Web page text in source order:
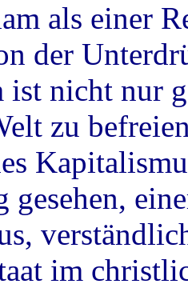
als einer
der
ist nicht nur
zu
gesehen,
im